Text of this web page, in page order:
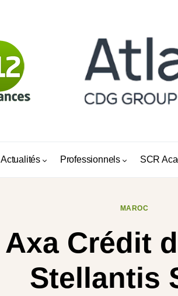
Actualités Professionnels SCR
MAROC
Axa Crédit
Stellantis